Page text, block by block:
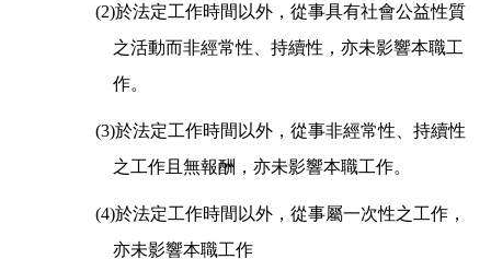
(2)於法定工作時間以外，從事具有社會公益性質
之活動而非經常性、持續性，亦未影響本職工
作。
(3)於法定工作時間以外，從事非經常性、持續性
之工作且無報酬，亦未影響本職工作。
(4)於法定工作時間以外，從事屬一次性之工作，
亦未影響本職工作